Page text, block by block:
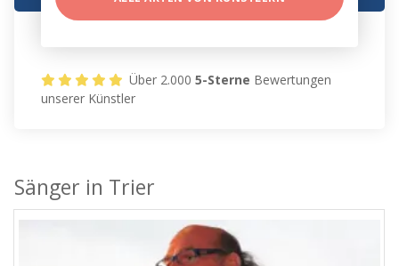
Über 2.0005-Sterne Bewertungen
unserer Künstler
Sänger in Trier